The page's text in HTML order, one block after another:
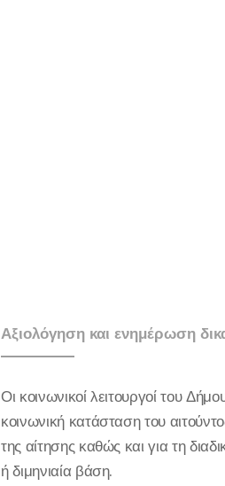
Αξιολόγηση και ενημέρωση
Οι κοινωνικοί λειτουργοί του
κοινωνική κατάσταση του
της αίτησης καθώς και για τη
ή διμηνιαία βάση.